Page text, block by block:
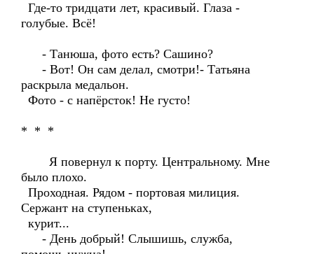
Где-то тридцати лет, красивый. Глаза -
голубые. Всё!
- Танюша, фото есть? Сашино?
- Вот! Он сам делал, смотри!- Татьяна
раскрыла медальон.
Фото - с напёрсток! Не густо!
* * *
Я повернул к порту. Центральному. Мне
было плохо.
Проходная. Рядом - портовая милиция.
Сержант на ступеньках,
курит...
- День добрый! Слышишь, служба,